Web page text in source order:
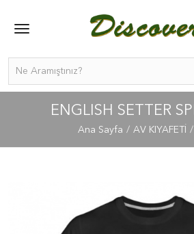
ENGLISH SETTER
Ana Sayfa AV KIYAFETİ